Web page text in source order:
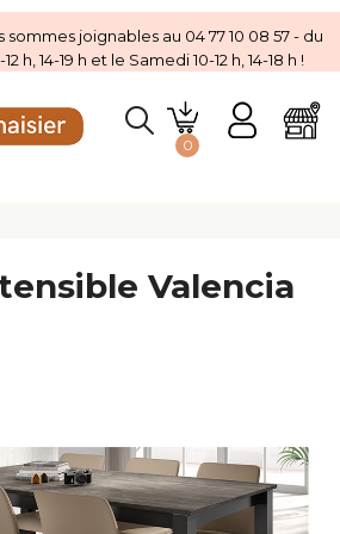
joignables au 04 77 10 08 57 - du
h, 14-19 h et le Samedi 10-12 h, 14-18 h !
0
Valencia